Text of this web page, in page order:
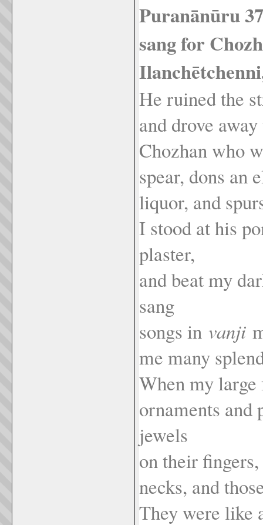
Puranānūru
sang for
He ruined the
and drove
Chozhan who
spear, dons an
liquor, and
I stood at his
plaster,
and beat my
sang
songs in vanji
me many
When my
ornaments and
jewels
on their
necks, and
They were like